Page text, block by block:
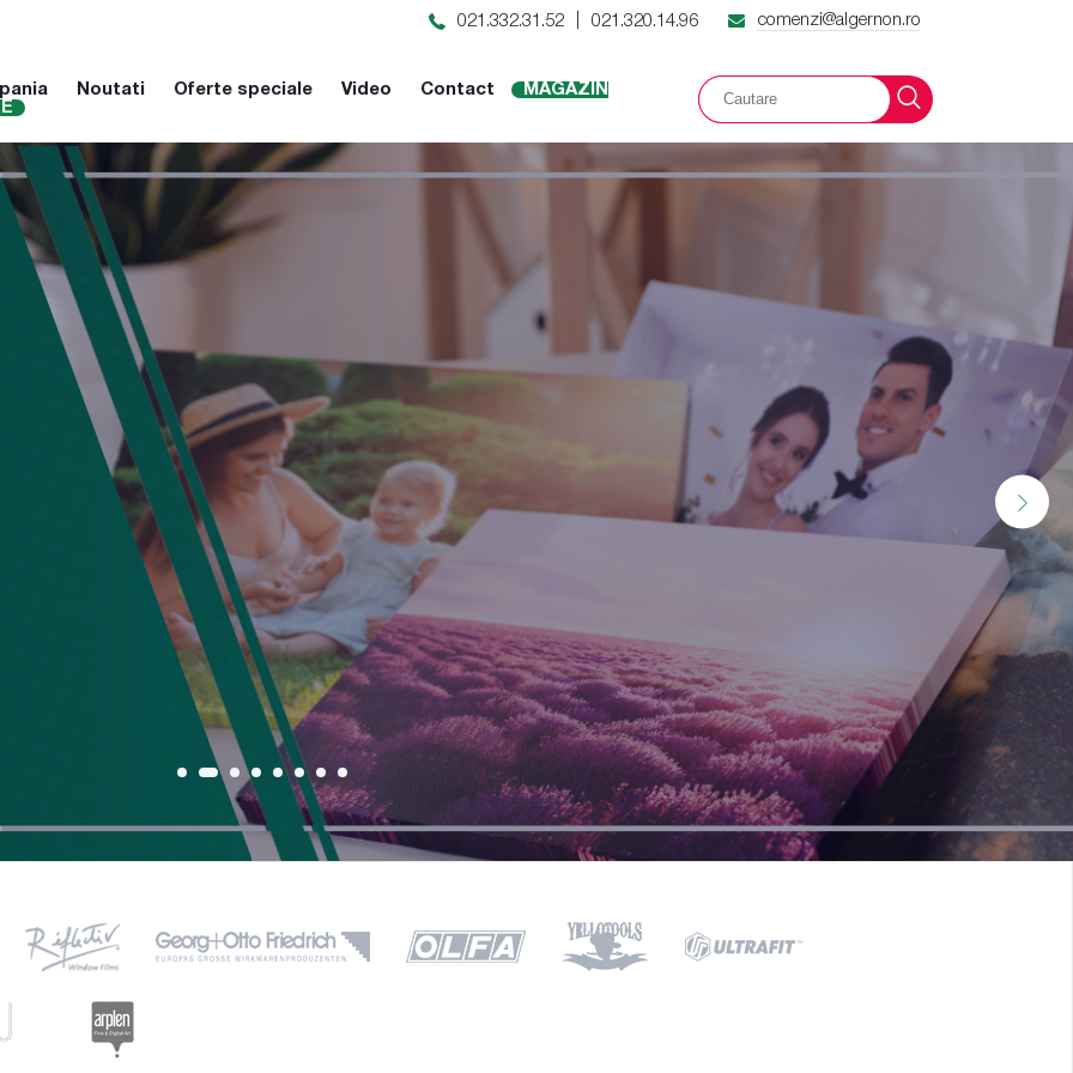
021.332.31.52 021.320.14.96 comenzi@algernon.ro
Noutati Oferte speciale Video Contact
MAGAZIN